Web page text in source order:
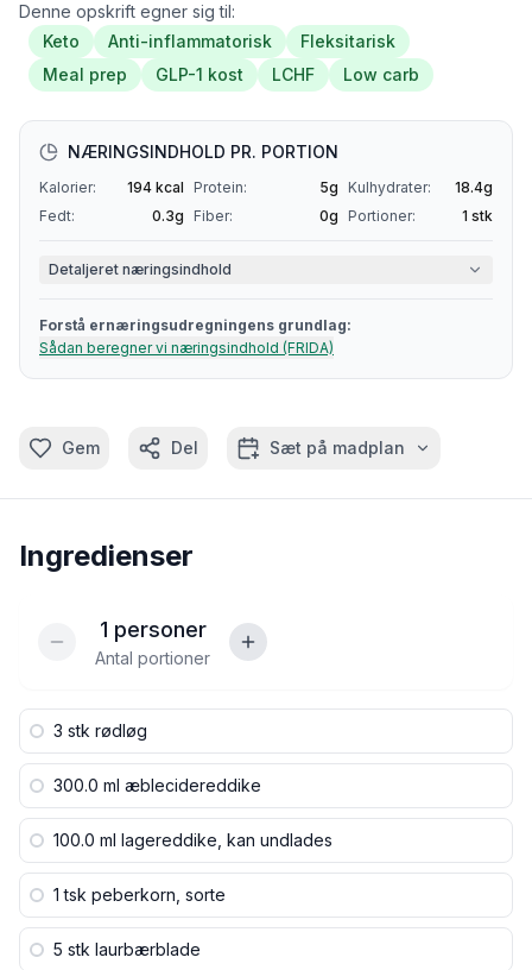
Denne opskrift egner sig til:
Keto
Anti-inflammatorisk
Fleksitarisk
Meal prep
GLP-1 kost LCHF Low carb
NÆRINGSINDHOLD PR. PORTION
Kalorier: 194 kcal Protein: 5g Kulhydrater: 18.4g
Fedt:
0.3g Fiber: 0g Portioner: 1 stk
Detaljeret næringsindhold
Forstå ernæringsudregningens grundlag:
Sådan beregner vi næringsindhold (FRIDA)
Gem Del Sæt på madplan
Ingredienser
1 personer
Antal portioner
3 stk rødløg
300.0 ml æblecidereddike
100.0 ml lagereddike, kan undlades
1 tsk peberkorn, sorte
5 stk laurbærblade